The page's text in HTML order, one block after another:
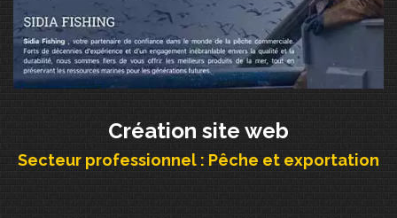
Création site web
Secteur professionnel : Pêche et exportation